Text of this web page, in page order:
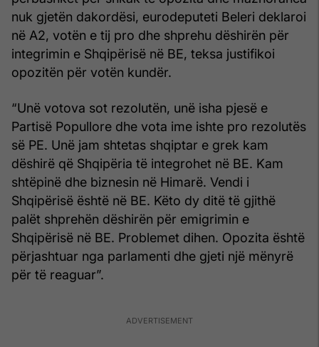
nuk gjetën dakordësi, eurodeputeti Beleri deklaroi
në A2, votën e tij pro dhe shprehu dëshirën për
integrimin e Shqipërisë në BE, teksa justifikoi
opozitën për votën kundër.
“Unë votova sot rezolutën, unë isha pjesë e
Partisë Popullore dhe vota ime ishte pro rezolutës
së PE. Unë jam shtetas shqiptar e grek kam
dëshirë që Shqipëria të integrohet në BE. Kam
shtëpinë dhe biznesin në Himarë. Vendi i
Shqipërisë është në BE. Këto dy ditë të gjithë
palët shprehën dëshirën për emigrimin e
Shqipërisë në BE. Problemet dihen. Opozita është
përjashtuar nga parlamenti dhe gjeti një mënyrë
për të reaguar”.